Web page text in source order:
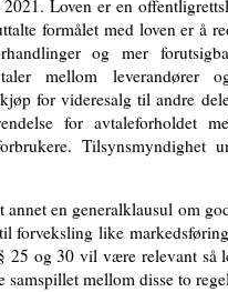
Loven er en
formålet med loven er å
og mer
mellom leverandører
for videresalg til andre
for avtaleforholdet
annet en generalklausul om
forveksling like
25 og 30 vil være relevant
samspillet mellom disse to